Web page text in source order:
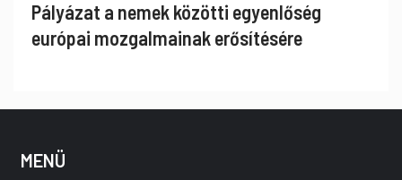
Pályázat a nemek közötti egyenlőség
európai mozgalmainak erősítésére
MENÜ